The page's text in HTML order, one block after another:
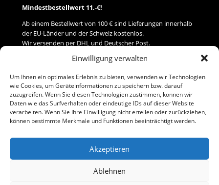
Einwilligung verwalten
Um Ihnen ein optimales Erlebnis zu bieten, verwenden wir Technologien
wie Cookies, um Geräteinformationen zu speichern bzw. darauf
zuzugreifen. Wenn Sie diesen Technologien zustimmen, können wir
Daten wie das Surfverhalten oder eindeutige IDs auf dieser Website
verarbeiten. Wenn Sie Ihre Einwilligung nicht erteilen oder zurückziehen,
können bestimmte Merkmale und Funktionen beeinträchtigt werden.
Akzeptieren
Ablehnen
Mindestbestellwert 11,-€!
Ab einem Bestellwert von 100 € sind Lieferungen innerhalb
der EU-Länder und der Schweiz kostenlos.
Wir versenden per DHL und Deutscher Post.
Versand
Zahlung
Baumann Modellspielwaren
Telefon (0 91 61) 33 84